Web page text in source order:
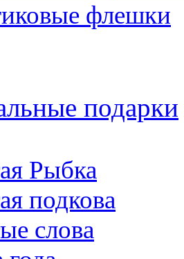
флешки
подарки
Рыбка
подкова
слова